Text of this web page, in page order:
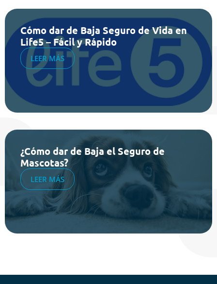
Cómo dar de Baja Seguro de Vida en
Life5 – Fácil y Rápido
LEER MÁS
¿Cómo dar de Baja el Seguro de
Mascotas?
LEER MÁS